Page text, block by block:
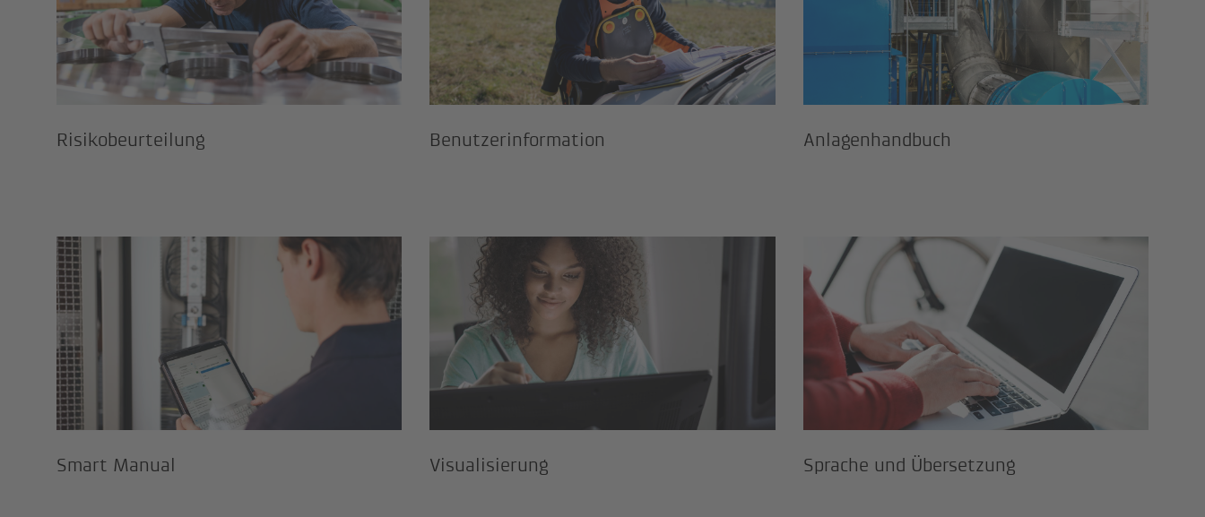
Risikobeurteilung Benutzerinformation Anlagenhandbuch
Smart Manual
Smart Manual
Visualisierung
Visualisierung
Sprache und Übersetzung
Sprache und Übersetzung